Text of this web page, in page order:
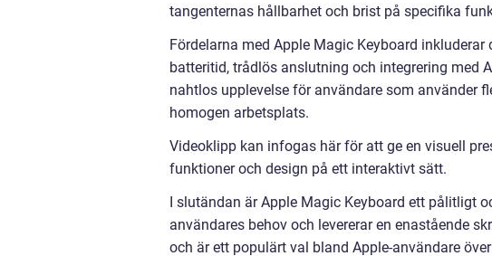
tangenternas hållbarhet och brist på specifika
Fördelarna med Apple Magic Keyboard
batteritid, trådlös anslutning och integrering med
nahtlos upplevelse för användare som använder
homogen arbetsplats.
Videoklipp kan infogas här för att ge en visuell
funktioner och design på ett interaktivt sätt.
I slutändan är Apple Magic Keyboard ett pålitligt
användares behov och levererar en enastående
och är ett populärt val bland Apple-användare